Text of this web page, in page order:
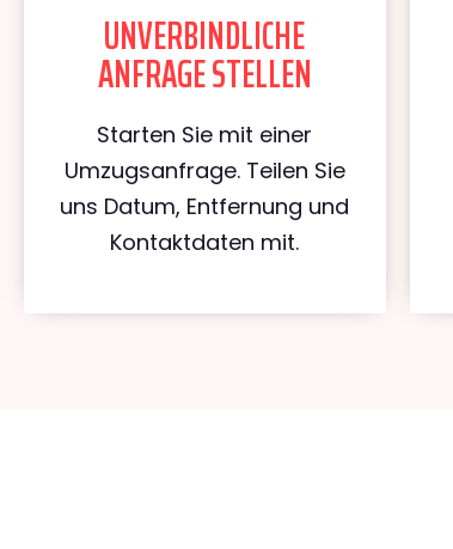
UNVERBINDLICHE
ANFRAGE STELLEN
Starten Sie mit einer
Umzugsanfrage. Teilen Sie
uns Datum, Entfernung und
Kontaktdaten mit.